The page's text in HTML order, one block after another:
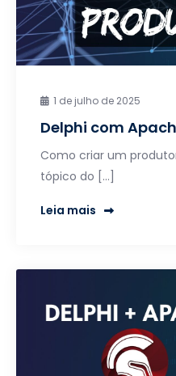
1 de julho de 2025
Delphi com
Como criar um
tópico do […]
Leia mais